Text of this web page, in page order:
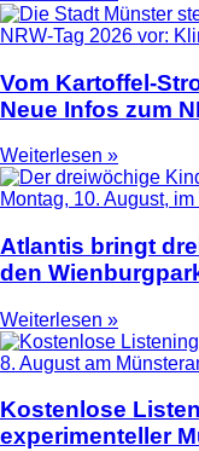
Vom Kartoffel-
Neue Infos zum
Weiterlesen »
Atlantis bringt
den
Weiterlesen »
Kostenlose
experimenteller